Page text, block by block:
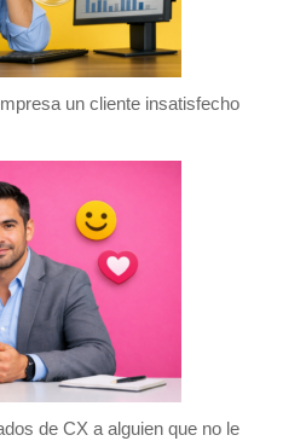
un cliente insatisfecho
de CX a alguien que no le